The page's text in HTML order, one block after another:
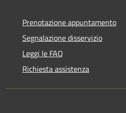
Prenotazione appuntamento
Segnalazione disservizio
Leggi le FAQ
Richiesta assistenza